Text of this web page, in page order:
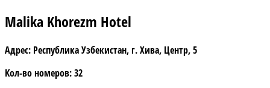
Malika Khorezm Hotel
Адрес: Республика Узбекистан, г. Хива, Центр, 5
Кол-во номеров:32